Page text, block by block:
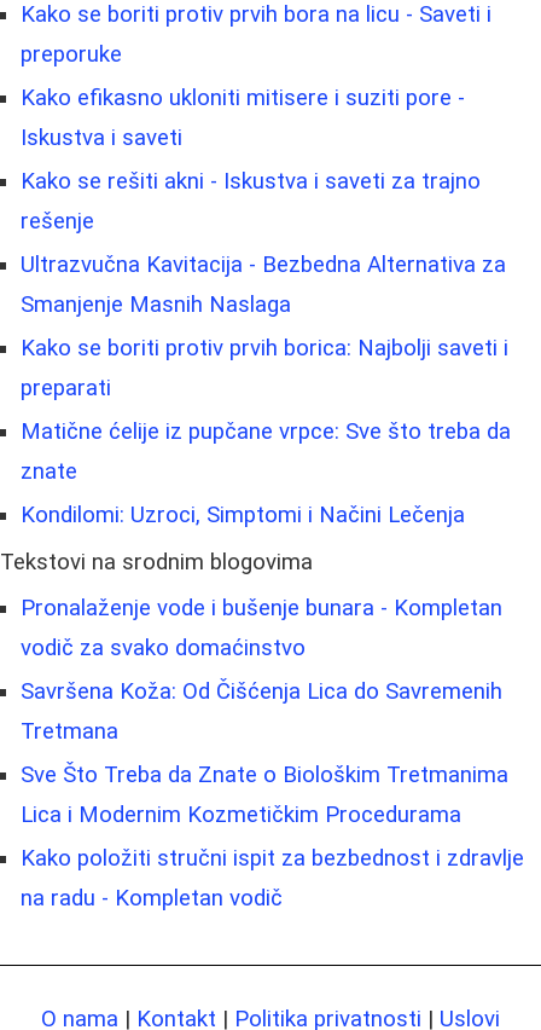
Kako se boriti protiv prvih bora na licu - Saveti i
preporuke
Kako efikasno ukloniti mitisere i suziti pore -
Iskustva i saveti
Kako se rešiti akni - Iskustva i saveti za trajno
rešenje
Ultrazvučna Kavitacija - Bezbedna Alternativa za
Smanjenje Masnih Naslaga
Kako se boriti protiv prvih borica: Najbolji saveti i
preparati
Matične ćelije iz pupčane vrpce: Sve što treba da
znate
Kondilomi: Uzroci, Simptomi i Načini Lečenja
Tekstovi na srodnim blogovima
Pronalaženje vode i bušenje bunara - Kompletan
vodič za svako domaćinstvo
Savršena Koža: Od Čišćenja Lica do Savremenih
Tretmana
Sve Što Treba da Znate o Biološkim Tretmanima
Lica i Modernim Kozmetičkim Procedurama
Kako položiti stručni ispit za bezbednost i zdravlje
na radu - Kompletan vodič
O nama | Kontakt | Politika privatnosti | Uslovi